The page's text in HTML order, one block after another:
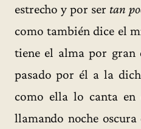
estrecho y por ser tan
como también dice el
tiene el alma por gran
pasado por él a la
como ella lo canta en
llamando noche